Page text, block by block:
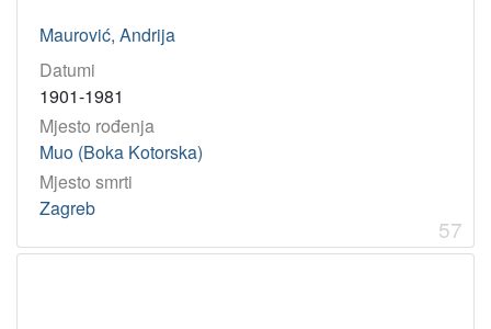
Maurović, Andrija
Datumi
1901-1981
Mjesto rođenja
Muo (Boka Kotorska)
Mjesto smrti
Zagreb
57